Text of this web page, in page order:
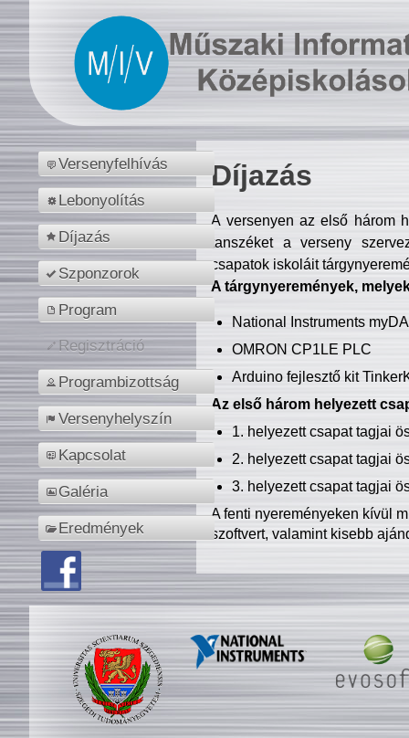
Versenyfelhívás
Lebonyolítás
Díjazás
Szponzorok
Program
Regisztráció
Programbizottság
Versenyhelyszín
Kapcsolat
Galéria
Eredmények
Díjazás
A versenyen az első három
tanszéket a verseny
csapatok iskoláit
A tárgynyeremények,
National Instruments
OMRON CP1LE PLC
Arduino fejlesztő kit
Az első három helyezett
1. helyezett csapat tagjai
2. helyezett csapat tagjai
3. helyezett csapat tagjai
A fenti nyereményeken kívül
szoftvert, valamint kisebb